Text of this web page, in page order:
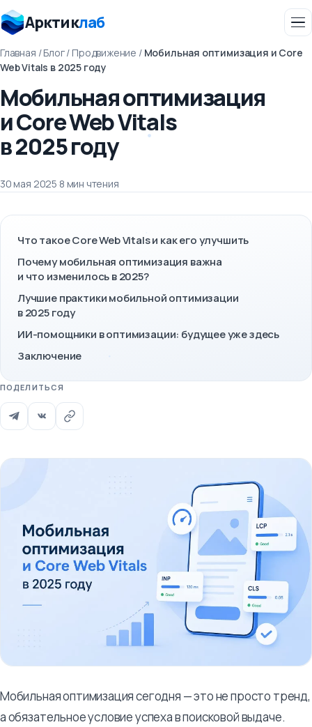
Арктиклаб
Главная /Блог/ Продвижение / Мобильная оптимизация и Core
Web Vitals в 2025 году
Мобильная оптимизация
и Core Web Vitals
в 2025 году
30 мая 2025·8 мин чтения
Что такое Core Web Vitals и как его улучшить
Почему мобильная оптимизация важна
и что изменилось в 2025?
Лучшие практики мобильной оптимизации
в 2025 году
ИИ-помощники в оптимизации: будущее уже здесь
Заключение
ПОДЕЛИТЬСЯ
Мобильная оптимизация сегодня — это не просто тренд,
а обязательное условие успеха в поисковой выдаче.